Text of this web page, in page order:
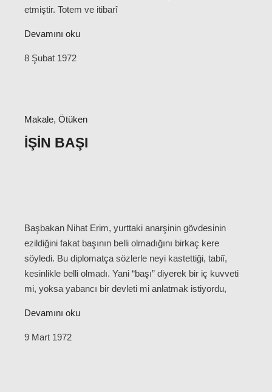
etmiştir. Totem ve itibarî
Devamını oku
8 Şubat 1972
Makale, Ötüken
İŞIN BAŞI
Başbakan Nihat Erim, yurttaki anarşinin gövdesinin
ezildiğini fakat başının belli olmadığını birkaç kere
söyledi. Bu diplomatça sözlerle neyi kastettiği, tabiî,
kesinlikle belli olmadı. Yani “başı” diyerek bir iç kuvveti
mi, yoksa yabancı bir devleti mi anlatmak istiyordu,
Devamını oku
9 Mart 1972